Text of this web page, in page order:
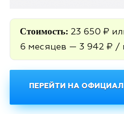
Стоимость: 23 650 ₽
6 месяцев — 3 942 ₽ /
ПЕРЕЙТИ НА